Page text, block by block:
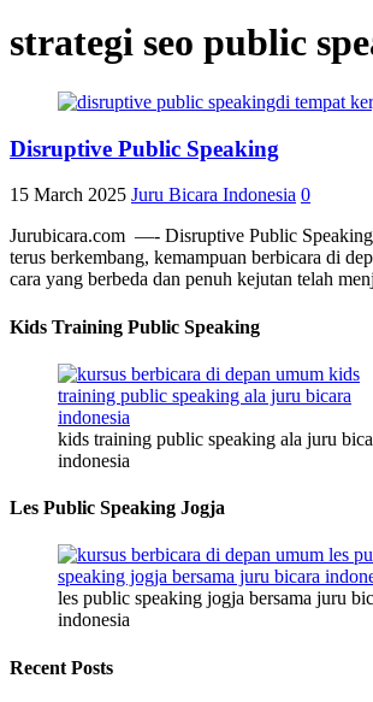
strategi seo public
Disruptive Public Speaking
15 March 2025 Juru Bicara Indonesia 0
Jurubicara.com —- Disruptive Public
terus berkembang, kemampuan berbicara di
cara yang berbeda dan penuh kejutan telah
Kids Training Public Speaking
kids training public speaking ala juru
indonesia
Les Public Speaking Jogja
les public speaking jogja bersama juru
indonesia
Recent Posts